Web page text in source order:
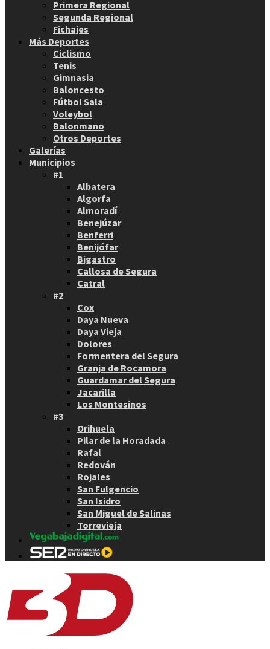
Primera Regional
Segunda Regional
Fichajes
Más Deportes
Ciclismo
Tenis
Gimnasia
Baloncesto
Fútbol Sala
Voleybol
Balonmano
Otros Deportes
Galerías
Municipios
#1
Albatera
Algorfa
Almoradí
Benejúzar
Benferri
Benijófar
Bigastro
Callosa de Segura
Catral
#2
Cox
Daya Nueva
Daya Vieja
Dolores
Formentera del Segura
Granja de Rocamora
Guardamar del Segura
Jacarilla
Los Montesinos
#3
Orihuela
Pilar de la Horadada
Rafal
Redován
Rojales
San Fulgencio
San Isidro
San Miguel de Salinas
Torrevieja